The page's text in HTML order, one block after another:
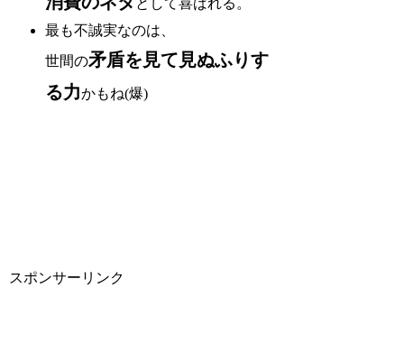
として喜ばれる。
最も不誠実なのは、
世間の矛盾を見て見ぬふりす
る力かもね(爆)
スポンサーリンク